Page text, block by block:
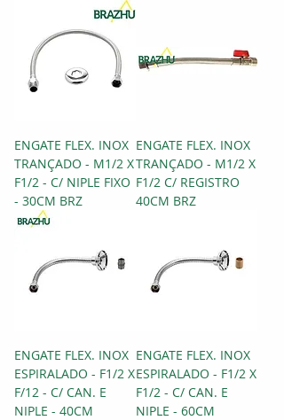
ENGATE FLEX. INOX
TRANÇADO - M1/2 X
F1/2 - C/ NIPLE FIXO
- 30CM BRZ
ENGATE FLEX. INOX
TRANÇADO - M1/2 X
F1/2 C/ REGISTRO
40CM BRZ
ENGATE FLEX. INOX
ESPIRALADO - F1/2 X
F/12 - C/ CAN. E
NIPLE - 40CM
ENGATE FLEX. INOX
ESPIRALADO - F1/2 X
F1/2 - C/ CAN. E
NIPLE - 60CM